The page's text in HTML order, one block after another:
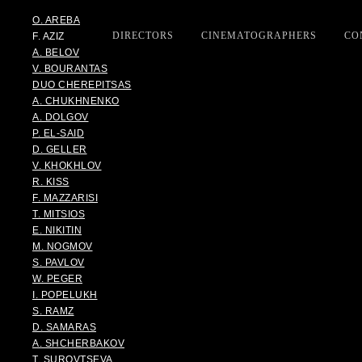
DIRECTORS CINEMATOGRAPHERS
O. AREBA
F. AZIZ
A. BELOV
V. BOURANTAS
DUO CHEREPITSAS
A. CHUKHNENKO
A. DOLGOV
P. EL-SAID
D. GELLER
V. KHOKHLOV
R. KISS
F. MAZZARISI
T. MITSIOS
E. NIKITIN
M. NOGMOV
S. PAVLOV
W. PEGER
I. POPELUKH
S. RAMZ
D. SAMARAS
A. SHCHERBAKOV
T. SUROVTSEVA